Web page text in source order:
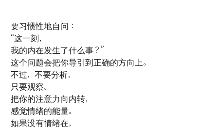
要习惯性地自问：
“这一刻，
我的内在发生了什么事？”
这个问题会把你导引到正确的方向上。
不过，不要分析，
只要观察。
把你的注意力向内转，
感觉情绪的能量。
如果没有情绪在，